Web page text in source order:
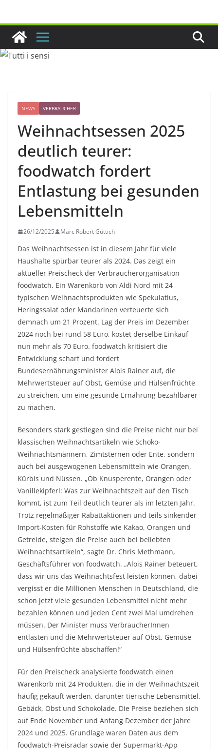
springen
NEWS VERBRAUCHER
Weihnachtsessen 2025
deutlich teurer:
foodwatch fordert
Entlastung bei gesunden
Lebensmitteln
26/12/2025 Marc Robert Güttich
Das Weihnachtsessen ist in diesem Jahr für viele
Haushalte spürbar teurer als 2024. Das zeigt ein
aktueller Preischeck der Verbraucherorganisation
foodwatch. Ein Warenkorb von Aldi Nord mit 24
typischen Weihnachtsprodukten wie Spekulatius,
Heringssalat oder Mandarinen verteuerte sich
demnach um 21 Prozent. Lag der Preis im Dezember
2024 noch bei rund 58 Euro, kostet derselbe Einkauf
nun mehr als 70 Euro. foodwatch kritisiert die
Entwicklung scharf und fordert
Bundesernährungsminister Alois Rainer auf, die
Mehrwertsteuer auf Obst, Gemüse und Hülsenfrüchte
zu streichen, um eine gesunde Ernährung bezahlbarer
zu machen.
Besonders stark gestiegen sind die Preise nicht nur bei
klassischen Weihnachtsartikeln wie Schoko-
Weihnachtsmännern, Zimtsternen oder Ente, sondern
auch bei ausgewogenen Lebensmitteln wie Orangen,
Kürbis und Nüssen. „Ob Knusperente, Orangen oder
Vanillekipferl: Was zur Weihnachtszeit auf den Tisch
kommt, ist zum Teil deutlich teurer als im letzten Jahr.
Trotz regelmäßiger Rabattaktionen und teils sinkender
Import-Kosten für Rohstoffe wie Kakao, Orangen und
Getreide, steigen die Preise auch bei beliebten
Weihnachtsartikeln“, sagte Dr. Chris Methmann,
Geschäftsführer von foodwatch. „Alois Rainer beteuert,
dass wir uns das Weihnachtsfest leisten können, dabei
vergisst er die Millionen Menschen in Deutschland, die
schon jetzt viele gesunden Lebensmittel nicht mehr
bezahlen können und jeden Cent zwei Mal umdrehen
müssen. Der Minister muss VerbraucherInnen
entlasten und die Mehrwertsteuer auf Obst, Gemüse
und Hülsenfrüchte abschaffen!“
Für den Preischeck analysierte foodwatch einen
Warenkorb mit 24 Produkten, die in der Weihnachtszeit
häufig gekauft werden, darunter tierische Lebensmittel,
Gebäck, Obst und Schokolade. Die Preise beziehen sich
auf Ende November und Anfang Dezember der Jahre
2024 und 2025. Grundlage waren Daten aus dem
foodwatch-Preisradar sowie der Supermarkt-App